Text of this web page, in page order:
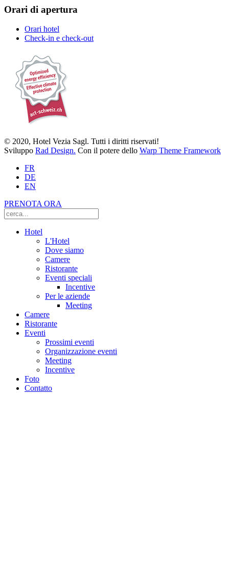
Orari di apertura
Orari hotel
Check-in e check-out
© 2020, Hotel Vezia Sagl. Tutti i diritti riservati!
Sviluppo Rad Design. Con il potere dello Warp Theme Framework
FR
DE
EN
PRENOTA ORA
Hotel
L'Hotel
Dove siamo
Camere
Ristorante
Eventi speciali
Incentive
Per le aziende
Meeting
Camere
Ristorante
Eventi
Prossimi eventi
Organizzazione eventi
Meeting
Incentive
Foto
Contatto